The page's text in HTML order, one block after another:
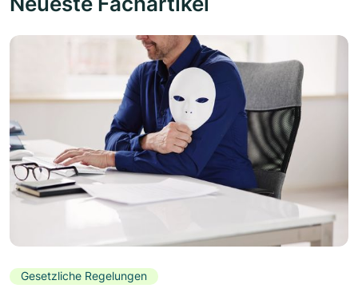
Gesetzliche Regelungen